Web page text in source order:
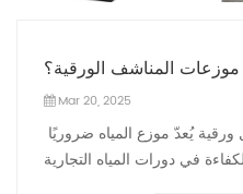
موزعات المناشف الورقية؟
Mar 20, 2025
في دورات المياه التجارية